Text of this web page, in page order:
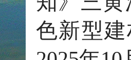
色新型